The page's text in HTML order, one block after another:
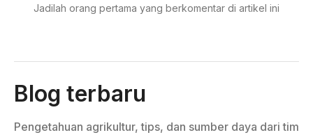
Jadilah orang pertama yang berkomentar di artikel ini
Blog terbaru
Pengetahuan agrikultur, tips, dan sumber daya dari tim